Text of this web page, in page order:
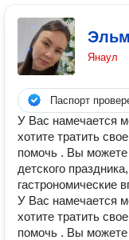
Янаул
Паспорт
У Вас намечается
хотите тратить
помочь . Вы можете
детского
гастрономические
У Вас намечается
хотите тратить
помочь . Вы можете